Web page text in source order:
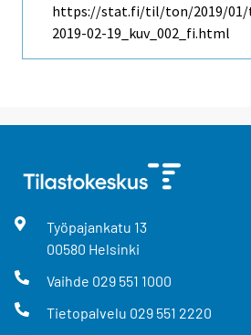
https://stat.fi/til/ton/2019/01/
2019-02-19_kuv_002_fi.html
Työpajankatu 13
00580 Helsinki
Vaihde 029 551 1000
Tietopalvelu 029 551 2220